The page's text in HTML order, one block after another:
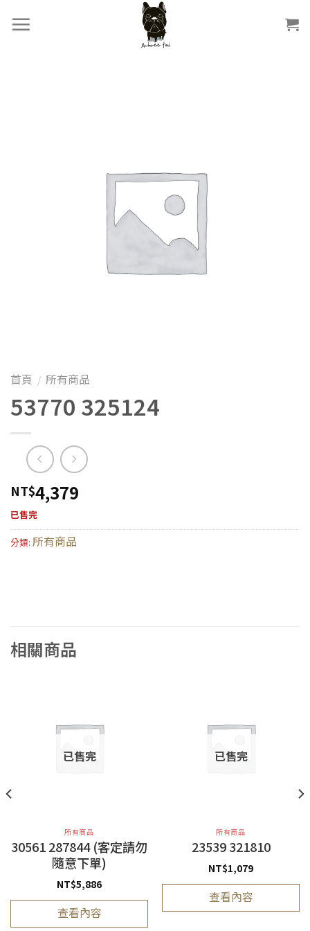
首頁 / 所有商品
53770 325124
NT$4,379
已售完
分類: 所有商品
相關商品
已售完
所有商品
30561 287844 (客定請勿
隨意下單)
NT$5,886
查看內容
已售完
所有商品
23539 321810
NT$1,079
查看內容